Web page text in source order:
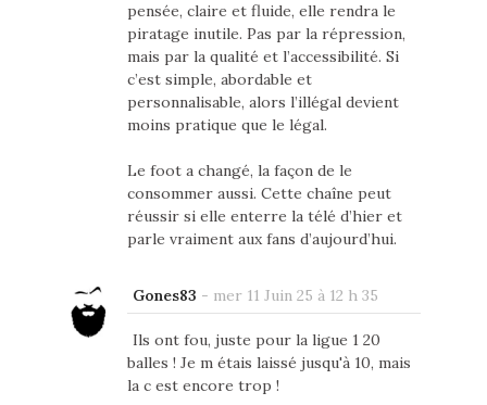
pensée, claire et fluide, elle rendra le
piratage inutile. Pas par la répression,
mais par la qualité et l’accessibilité. Si
c’est simple, abordable et
personnalisable, alors l’illégal devient
moins pratique que le légal.
Le foot a changé, la façon de le
consommer aussi. Cette chaîne peut
réussir si elle enterre la télé d’hier et
parle vraiment aux fans d’aujourd’hui.
Gones83 - mer 11 Juin 25 à 12 h 35
Ils ont fou, juste pour la ligue 1 20
balles ! Je m étais laissé jusqu'à 10, mais
la c est encore trop !